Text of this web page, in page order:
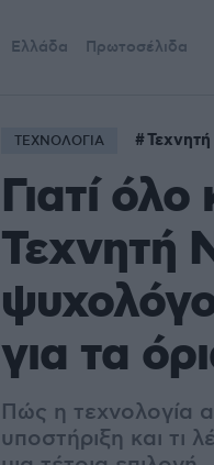
Ελλάδα Πρωτοσέλιδα
ΤΕΧΝΟΛΟΓΙΑ
Γιατί
Τεχνητή
για τα
Πώς η τεχνολογία
υποστήριξη και τι